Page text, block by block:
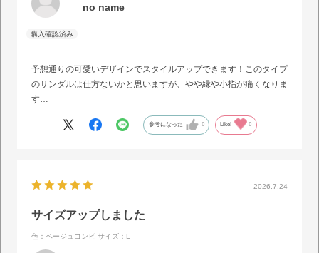
no name
予想通りの可愛いデザインでスタイルアップできます！このタイプ
のサンダルは仕方ないかと思いますが、やや縁や小指が痛くなりま
す…
参考になった 0 Like! 0
2026.7.24
サイズアップしました
色：ベージュコンビ サイズ：L